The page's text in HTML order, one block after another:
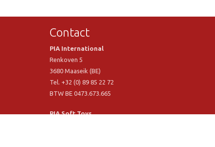
Contact
PIA International
Renkoven 5
3680 Maaseik (BE)
Tel. +32 (0) 89 85 22 72
BTW BE 0473.673.665
PIA Soft Toys